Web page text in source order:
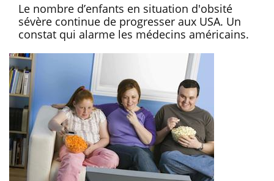
Le nombre d’enfants en situation d'obsité
sévère continue de progresser aux USA. Un
constat qui alarme les médecins américains.